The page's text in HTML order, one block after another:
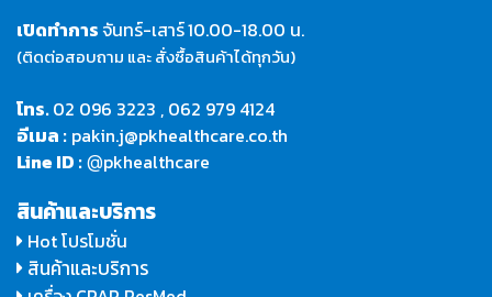
เปิดทำการจันทร์-เสาร์10.00-18.00 น.
(ติดต่อสอบถาม และ สั่งซื้อสินค้าได้ทุกวัน)
โทร.02 096 3223 , 062 979 4124
อีเมล : pakin.j@pkhealthcare.co.th
Line ID : @pkhealthcare
สินค้าและบริการ
Hot โปรโมชั่น
สินค้าและบริการ